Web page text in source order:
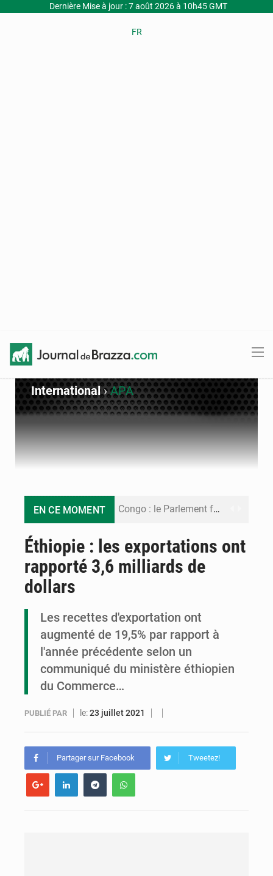
Dernière Mise à jour : 7 août 2026 à 10h45 GMT
FR
International›APA
EN CE MOMENT Congo : le Parlement formule 28 recommandations sur le Cadre budgétaire 2027-2029
Éthiopie : les exportations ont
rapporté 3,6 milliards de
dollars
Les recettes d'exportation ont
augmenté de 19,5% par rapport à
l'année précédente selon un
communiqué du ministère éthiopien
du Commerce…
PUBLIÉ PAR le:23 juillet 2021
Partager sur Facebook Tweetez!